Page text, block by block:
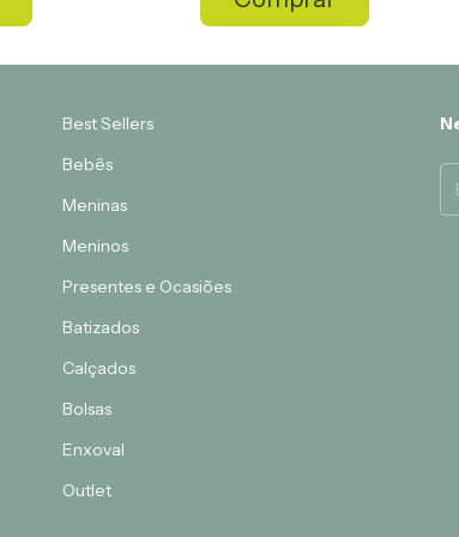
Best Sellers
Bebês
Meninas
Meninos
Presentes e Ocasiões
Batizados
Calçados
Bolsas
Enxoval
Outlet